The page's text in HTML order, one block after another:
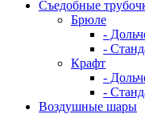
Съедобные
Брюле
-
-
Крафт
-
-
Воздушные шары